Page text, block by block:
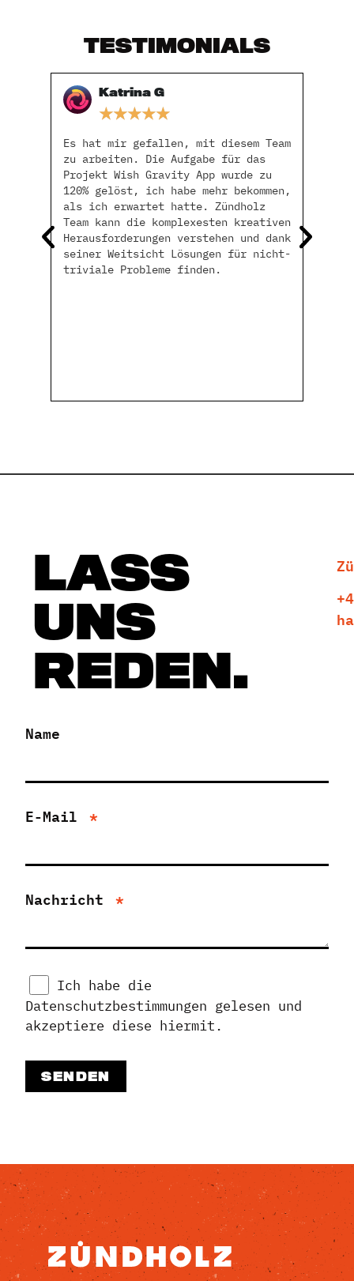
TESTIMONIALS
Katrina G
★★★★★
Es hat mir gefallen, mit diesem Team
zu arbeiten. Die Aufgabe für das
Projekt Wish Gravity App wurde zu
120% gelöst, ich habe mehr bekommen,
als ich erwartet hatte. Zündholz
Team kann die komplexesten kreativen
Herausforderungen verstehen und dank
seiner Weitsicht Lösungen für nicht-
triviale Probleme finden.
LASS
UNS
REDEN.
Name
E-Mail
Nachricht
Ich habe die
Datenschutzbestimmungen gelesen und
akzeptiere diese hiermit.
SENDEN